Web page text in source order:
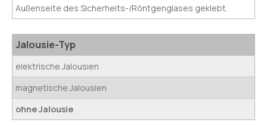
Außenseite des Sicherheits-/Röntgenglases geklebt.
Jalousie-Typ
elektrische Jalousien
magnetische Jalousien
ohne Jalousie